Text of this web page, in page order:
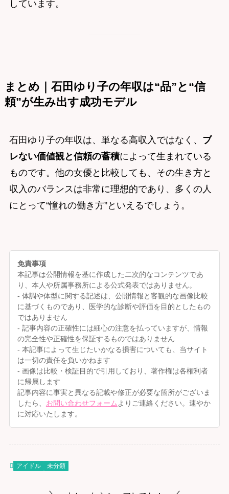
しています。
まとめ｜石田ゆり子の年収は“品”と“信
頼”が生み出す成功モデル
石田ゆり子の年収は、単なる高収入ではなく、 ブ
レない価値観と信頼の蓄積によって生まれている
ものです。他の女優と比較しても、その生き方と
収入のバランスは非常に理想的であり、多くの人
にとって“憧れの働き方”といえるでしょう。
免責事項
本記事は公開情報を基に作成した二次的なコンテンツであ
り、本人や所属事務所による公式発表ではありません。
- 体調や体型に関する記述は、公開情報と客観的な画像比較
に基づくものであり、医学的な診断や評価を目的としたもの
ではありません
- 記事内容の正確性には細心の注意を払っていますが、情報
の完全性や正確性を保証するものではありません
- 本記事によって生じたいかなる損害についても、当サイト
は一切の責任を負いかねます
- 画像は比較・検証目的で引用しており、著作権は各権利者
に帰属します
記事内容に事実と異なる記載や修正が必要な箇所がございま
したら、 お問い合わせフォーム よりご連絡ください。速やか
に対応いたします。
アイドル 未分類